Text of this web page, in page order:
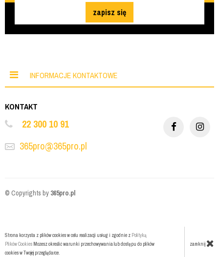
zapisz się
INFORMACJE KONTAKTOWE
KONTAKT
22 300 10 91
365pro@365pro.pl
© Copyrights by 365pro.pl
Strona korzysta z plików cookies w celu realizacji usług i zgodnie z Polityką
Plików Cookies Możesz określić warunki przechowywania lub dostępu do plików
cookies w Twojej przeglądarce.
zamknij